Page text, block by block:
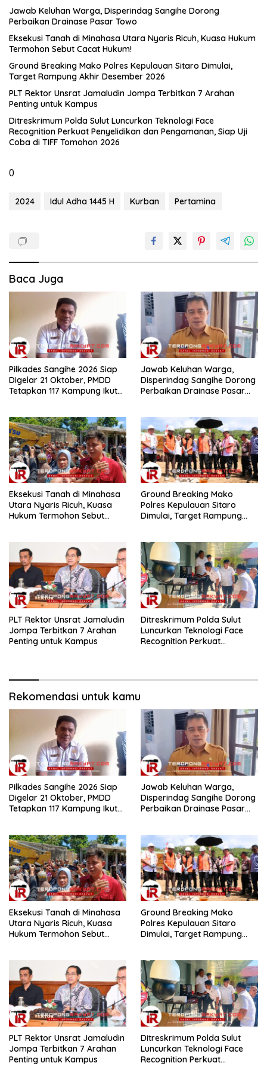
Jawab Keluhan Warga, Disperindag Sangihe Dorong
Perbaikan Drainase Pasar Towo
Eksekusi Tanah di Minahasa Utara Nyaris Ricuh, Kuasa Hukum
Termohon Sebut Cacat Hukum!
Ground Breaking Mako Polres Kepulauan Sitaro Dimulai,
Target Rampung Akhir Desember 2026
​PLT Rektor Unsrat Jamaludin Jompa Terbitkan 7 Arahan
Penting untuk Kampus
Ditreskrimum Polda Sulut Luncurkan Teknologi Face
Recognition Perkuat Penyelidikan dan Pengamanan, Siap Uji
Coba di TIFF Tomohon 2026
0
2024 Idul Adha 1445 H Kurban Pertamina
Baca Juga
Pilkades Sangihe 2026 Siap
Digelar 21 Oktober, PMDD
Tetapkan 117 Kampung Ikut
Jawab Keluhan Warga,
Disperindag Sangihe Dorong
Perbaikan Drainase Pasar
Eksekusi Tanah di Minahasa
Utara Nyaris Ricuh, Kuasa
Hukum Termohon Sebut
Ground Breaking Mako
Polres Kepulauan Sitaro
Dimulai, Target Rampung
​PLT Rektor Unsrat Jamaludin
Jompa Terbitkan 7 Arahan
Penting untuk Kampus
Ditreskrimum Polda Sulut
Luncurkan Teknologi Face
Recognition Perkuat
Rekomendasi untuk kamu
Pilkades Sangihe 2026 Siap
Digelar 21 Oktober, PMDD
Tetapkan 117 Kampung Ikut
Jawab Keluhan Warga,
Disperindag Sangihe Dorong
Perbaikan Drainase Pasar
Eksekusi Tanah di Minahasa
Utara Nyaris Ricuh, Kuasa
Hukum Termohon Sebut
Ground Breaking Mako
Polres Kepulauan Sitaro
Dimulai, Target Rampung
​PLT Rektor Unsrat Jamaludin
Jompa Terbitkan 7 Arahan
Penting untuk Kampus
Ditreskrimum Polda Sulut
Luncurkan Teknologi Face
Recognition Perkuat